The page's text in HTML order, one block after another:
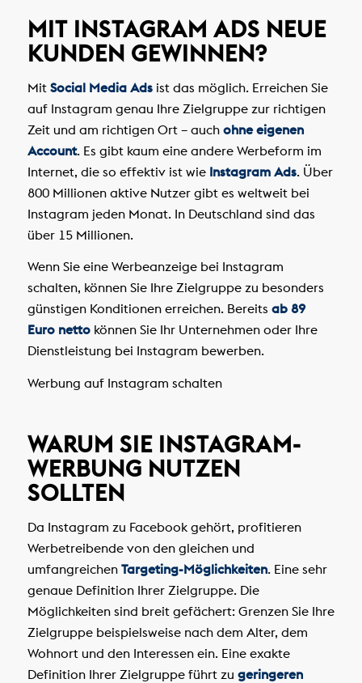
MIT INSTAGRAM ADS NEUE
KUNDEN GEWINNEN?
Mit Social Media Adsist das möglich. Erreichen Sie
auf Instagram genau Ihre Zielgruppe zur richtigen
Zeit und am richtigen Ort – auch ohne eigenen
Account. Es gibt kaum eine andere Werbeform im
Internet, die so effektiv ist wie Instagram Ads. Über
800 Millionen aktive Nutzer gibt es weltweit bei
Instagram jeden Monat. In Deutschland sind das
über 15 Millionen.
Wenn Sie eine Werbeanzeige bei Instagram
schalten, können Sie Ihre Zielgruppe zu besonders
günstigen Konditionen erreichen. Bereits ab 89
Euro nettokönnen Sie Ihr Unternehmen oder Ihre
Dienstleistung bei Instagram bewerben.
Werbung auf Instagram schalten
WARUM SIE INSTAGRAM-
WERBUNG NUTZEN
SOLLTEN
Da Instagram zu Facebook gehört, profitieren
Werbetreibende von den gleichen und
umfangreichen Targeting-Möglichkeiten. Eine sehr
genaue Definition Ihrer Zielgruppe. Die
Möglichkeiten sind breit gefächert: Grenzen Sie Ihre
Zielgruppe beispielsweise nach dem Alter, dem
Wohnort und den Interessen ein. Eine exakte
Definition Ihrer Zielgruppe führt zu geringeren